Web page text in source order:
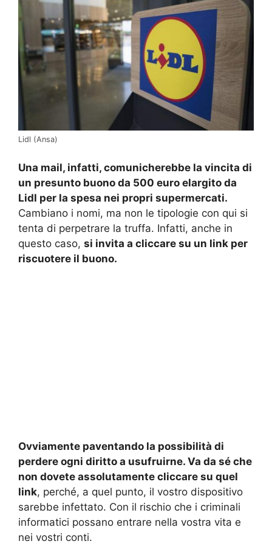
Lidl (Ansa)
Una mail, infatti, comunicherebbe la vincita di
un presunto buono da 500 euro elargito da
Lidl per la spesa nei propri supermercati.
Cambiano i nomi, ma non le tipologie con qui si
tenta di perpetrare la truffa. Infatti, anche in
questo caso, si invita a cliccare su un link per
riscuotere il buono.
Ovviamente paventando la possibilità di
perdere ogni diritto a usufruirne. Va da sé che
non dovete assolutamente cliccare su quel
link, perché, a quel punto, il vostro dispositivo
sarebbe infettato. Con il rischio che i criminali
informatici possano entrare nella vostra vita e
nei vostri conti.